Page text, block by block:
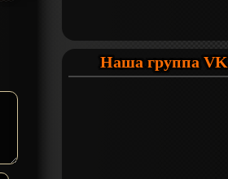
Наша группа VK